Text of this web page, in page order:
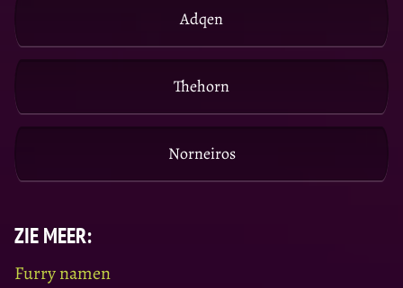
Adqen
Thehorn
Norneiros
ZIE MEER:
Furry namen